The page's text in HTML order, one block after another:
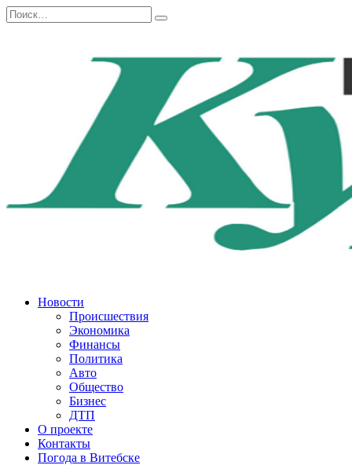
Перейти
к
Search
for:
Новости
Происшествия
Экономика
Финансы
Политика
Авто
Общество
Бизнес
ДТП
О проекте
Контакты
Погода в Витебске